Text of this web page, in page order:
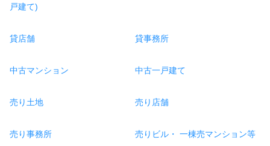
戸建て)
貸店舗 貸事務所
中古マンション 中古一戸建て
売り土地 売り店舗
売り事務所 売りビル・ 一棟売マンション等